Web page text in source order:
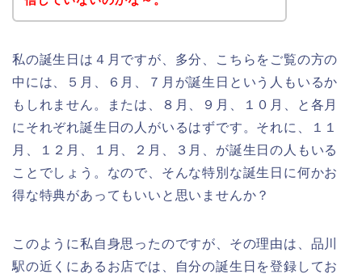
私の誕生日は４月ですが、多分、こちらをご覧の方の
中には、５月、６月、７月が誕生日という人もいるか
もしれません。または、８月、９月、１０月、と各月
にそれぞれ誕生日の人がいるはずです。それに、１１
月、１２月、１月、２月、３月、が誕生日の人もいる
ことでしょう。なので、そんな特別な誕生日に何かお
得な特典があってもいいと思いませんか？
このように私自身思ったのですが、その理由は、品川
駅の近くにあるお店では、自分の誕生日を登録してお